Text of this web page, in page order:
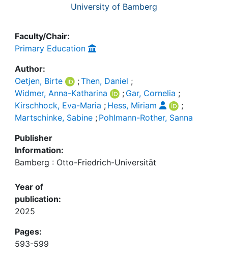
University of Bamberg
Faculty/Chair:
Primary Education
Author:
Oetjen, Birte
;Then, Daniel ;
Widmer, Anna-Katharina
; Gar, Cornelia ;
Kirschhock, Eva-Maria ; Hess, Miriam
;
Martschinke, Sabine ; Pohlmann-Rother, Sanna
Publisher
Information:
Bamberg : Otto-Friedrich-Universität
Year of
publication:
2025
Pages:
593-599